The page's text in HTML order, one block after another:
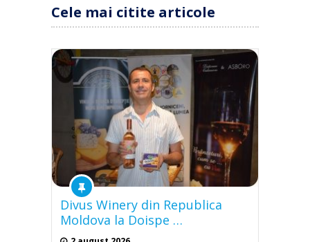
Cele mai citite articole
Divus Winery din Republica
Moldova la Doispe …